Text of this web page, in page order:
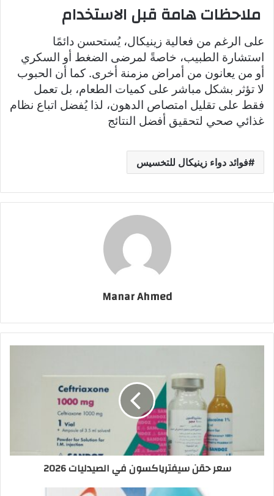
ملاحظات هامة قبل الاستخدام
على الرغم من فعالية زينيكال، يُستحسن دائمًا
استشارة الطبيب، خاصةً لمرضى الضغط أو السكري
أو من يعانون من أمراض مزمنة أخرى. كما أن الحبوب
لا تؤثر بشكل مباشر على كميات الطعام، بل تعمل
فقط على تقليل امتصاص الدهون، لذا يُفضل اتباع نظام
غذائي صحي لتحقيق أفضل النتائج
فوائد دواء زينيكال للتخسيس
Manar Ahmed
سعر حقن سيفترياكسون في الصيدليات 2026